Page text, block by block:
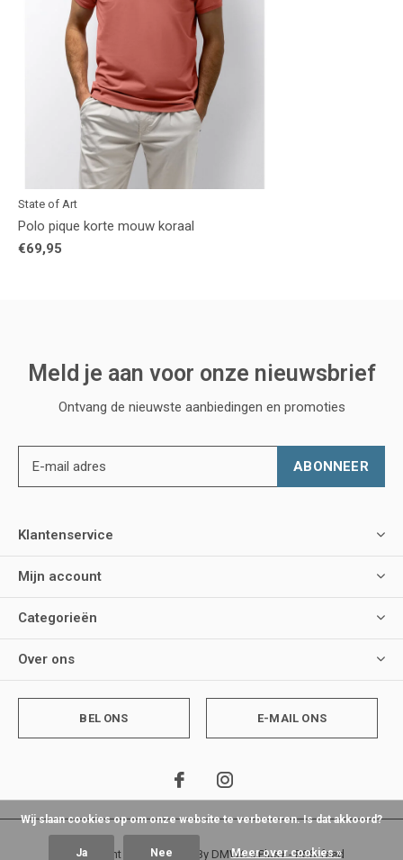
State of Art
Polo pique korte mouw koraal
€69,95
Meld je aan voor onze nieuwsbrief
Ontvang de nieuwste aanbiedingen en promoties
ABONNEER
Klantenservice
Mijn account
Categorieën
Over ons
BEL ONS E-MAIL ONS
© Copyright - Theme By DMWSxPlus+-RSS-feed
Wij slaan cookies op om onze website te verbeteren. Is dat akkoord?
Ja Nee Meer over cookies »